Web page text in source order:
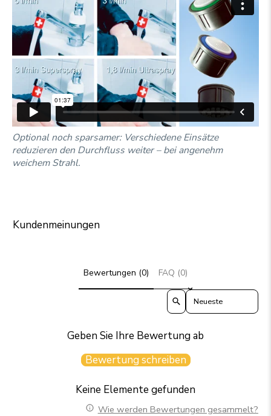
Optional noch sparsamer: Verschiedene Einsätze
reduzieren den Durchfluss weiter – bei angenehm
weichem Strahl.
Kundenmeinungen
Bewertungen (0) FAQ (0)
Sort reviews by
Geben Sie Ihre Bewertung ab
Bewertung schreiben
Keine Elemente gefunden
Wie werden Bewertungen gesammelt?